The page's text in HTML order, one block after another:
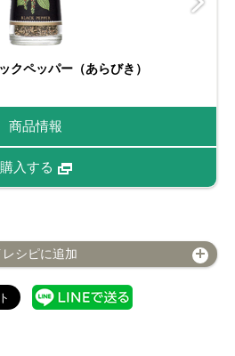
クペッパー（あらびき）
商品情報
購入する
レシピに追加